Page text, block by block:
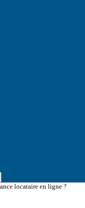
locataire en ligne ?